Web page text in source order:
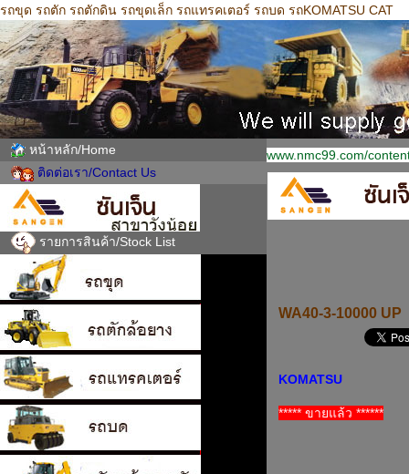
รถขุด รถตัก รถตักดิน รถขุดเล็ก รถแทรคเตอร์ รถบด รถKOMATSU CAT
หน้าหลัก/Home
ติดต่อเรา/Contact Us
รายการสินค้า/Stock List
www.nmc99.com/
WA40-3-10000 UP
KOMATSU
***** ขายแล้ว ******